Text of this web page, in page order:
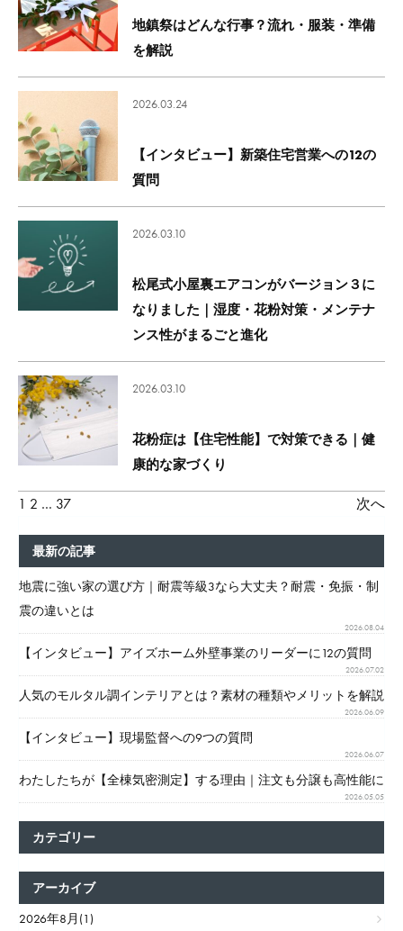
地鎮祭はどんな行事？流れ・服装・準備
を解説
2026.03.24
【インタビュー】新築住宅営業への12の
質問
2026.03.10
松尾式小屋裏エアコンがバージョン３に
なりました｜湿度・花粉対策・メンテナ
ンス性がまるごと進化
2026.03.10
花粉症は【住宅性能】で対策できる｜健
康的な家づくり
投
稿
の
ペ
ー
ジ
送
り
1 2 … 37 次へ
最新の記事
地震に強い家の選び方｜耐震等級3なら大丈夫？耐震・免振・制
震の違いとは
2026.08.04
【インタビュー】アイズホーム外壁事業のリーダーに12の質問
2026.07.02
人気のモルタル調インテリアとは？素材の種類やメリットを解説
2026.06.09
【インタビュー】現場監督への9つの質問
2026.06.07
わたしたちが【全棟気密測定】する理由｜注文も分譲も高性能に
2026.05.05
カテゴリー
アーカイブ
2026年8月(1)